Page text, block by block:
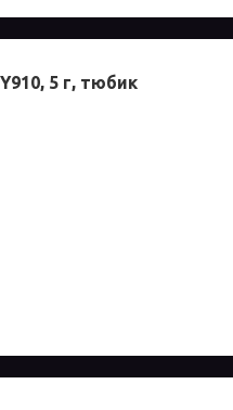
5 г, тюбик